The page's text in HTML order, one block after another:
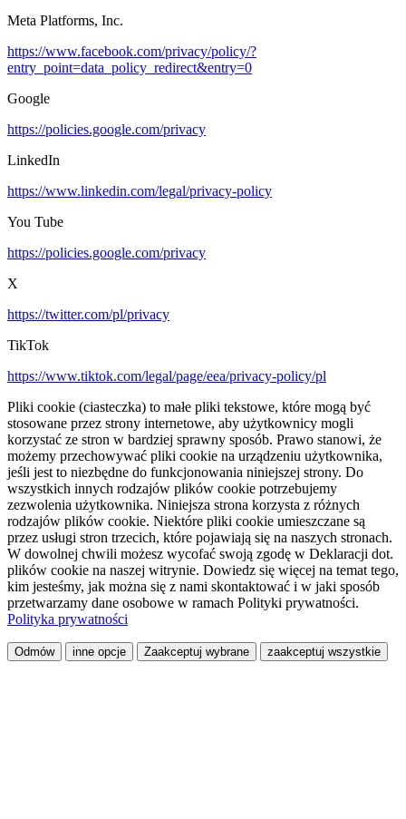
Meta Platforms, Inc.
https://www.facebook.com/privacy/policy/?
entry_point=data_policy_redirect&entry=0
Google
https://policies.google.com/privacy
LinkedIn
https://www.linkedin.com/legal/privacy-policy
You Tube
https://policies.google.com/privacy
X
https://twitter.com/pl/privacy
TikTok
https://www.tiktok.com/legal/page/eea/privacy-policy/pl
Pliki cookie (ciasteczka) to małe pliki tekstowe, które mogą być
stosowane przez strony internetowe, aby użytkownicy mogli
korzystać ze stron w bardziej sprawny sposób. Prawo stanowi, że
możemy przechowywać pliki cookie na urządzeniu użytkownika,
jeśli jest to niezbędne do funkcjonowania niniejszej strony. Do
wszystkich innych rodzajów plików cookie potrzebujemy
zezwolenia użytkownika. Niniejsza strona korzysta z różnych
rodzajów plików cookie. Niektóre pliki cookie umieszczane są
przez usługi stron trzecich, które pojawiają się na naszych stronach.
W dowolnej chwili możesz wycofać swoją zgodę w Deklaracji dot.
plików cookie na naszej witrynie. Dowiedz się więcej na temat tego,
kim jesteśmy, jak można się z nami skontaktować i w jaki sposób
przetwarzamy dane osobowe w ramach Polityki prywatności.
Polityka prywatności
Odmów inne opcje Zaakceptuj wybrane zaakceptuj wszystkie